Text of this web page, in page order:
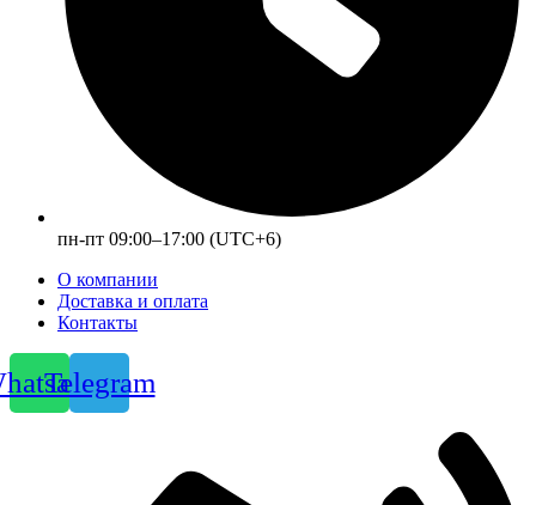
пн-пт 09:00–17:00 (UTC+6)
О компании
Доставка и оплата
Контакты
Telegram